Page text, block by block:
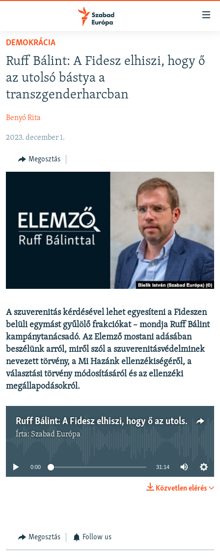
Akadálymentes
Ugrás
fő
oldalra
Ugrás
tartalomjegyzékre
Ugrás
NAPIRENDEN
AKTUÁLIS
ELEMZŐ
NER15
SZABADON
A PÉNZ NYOMÁBAN
EURÓPAI UNIÓ
VILÁG
KÖVESSEN MINKET!
Valamennyi RFE/RL weboldal
DEMOKRÁCIA
Ruff Bálint: A Fidesz elhiszi, hogy ő
az utolsó bástya a
transzgenderharcban
Benyó Rita
2023. december 1.
Megosztás
A szuverenitás kérdésével lehet egyesíteni a Fideszen
belüli egymást gyűlölő frakciókat – mondja Ruff Bálint
kampánytanácsadó. Az Elemző mostani adásában
beszélünk arról, miről szól a szuverenitásvédelminek
nevezett törvény, a Mi Hazánk ellenzékiségéről, a
választási törvény módosításáról és az ellenzéki
megállapodásokról.
Ruff Bálint: A Fidesz elhiszi, hogy ő az utolsó bástya a transzgenderharcban
Írta: Szabad Európa
Jelenleg nincs elérhető tartalom
0:00 31:14
Közvetlen elérés
Megosztás Follow us
FELIRATKOZÁS